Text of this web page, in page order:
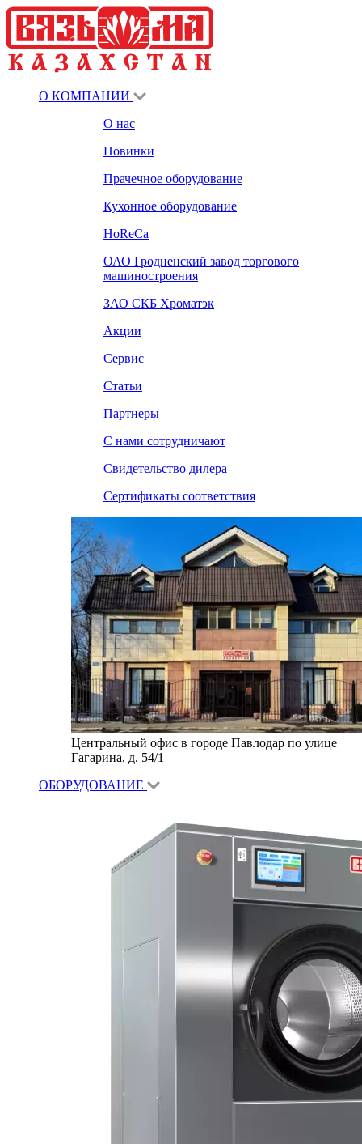
О КОМПАНИИ
О нас
Новинки
Прачечное оборудование
Кухонное оборудование
HoReCa
ОАО Гродненский завод торгового
машиностроения
ЗАО СКБ Хроматэк
Акции
Сервис
Статьи
Партнеры
С нами сотрудничают
Свидетельство дилера
Сертификаты соответствия
Центральный офис в городе Павлодар по улице
Гагарина, д. 54/1
ОБОРУДОВАНИЕ